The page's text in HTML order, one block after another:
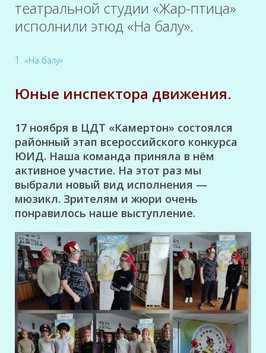
театральной студии «Жар-птица»
исполнили этюд «На балу».
1. «На балу»
Юные инспектора движения.
17 ноября в ЦДТ «Камертон» состоялся
районный этап всероссийского конкурса
ЮИД. Наша команда приняла в нём
активное участие. На этот раз мы
выбрали новый вид исполнения —
мюзикл. Зрителям и жюри очень
понравилось наше выступление.